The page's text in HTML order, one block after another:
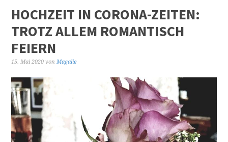
HOCHZEIT IN CORONA-ZEITEN:
TROTZ ALLEM ROMANTISCH
FEIERN
15. Mai 2020 vonMagalie